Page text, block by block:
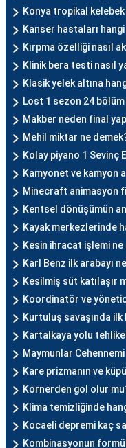
Konya tropikal
Kanser hastaları hangi
Kırpma özelliği nasıl
Klinik bera testi nasıl
Klasik yelek altına
Lost 1 sezon 24
Makber neden final
Mehil miktar ne
Kolay piyano 1 Sevinç
Kamyonet ve kamyon
Minecraft animasyon
Kentsel dönüşümün
Kayak merkezlerinde
Kesin ihracat işlemi ne
Karl Benz ilk arabayı
Kesilmiş süt katılaşır
Koordinatör ve
Kurtuluş savaşında ilk
Kartalkaya yolu
Maymunlar
Kare prizmanın ve
Kornerden gol olur
Klima temizliğinde
Kocaeli depremi kaç
Kombinasyonun